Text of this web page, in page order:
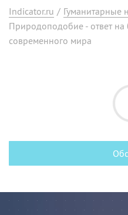
Indicator.ru / Гуманитарные
Природоподобие - ответ
современного мира